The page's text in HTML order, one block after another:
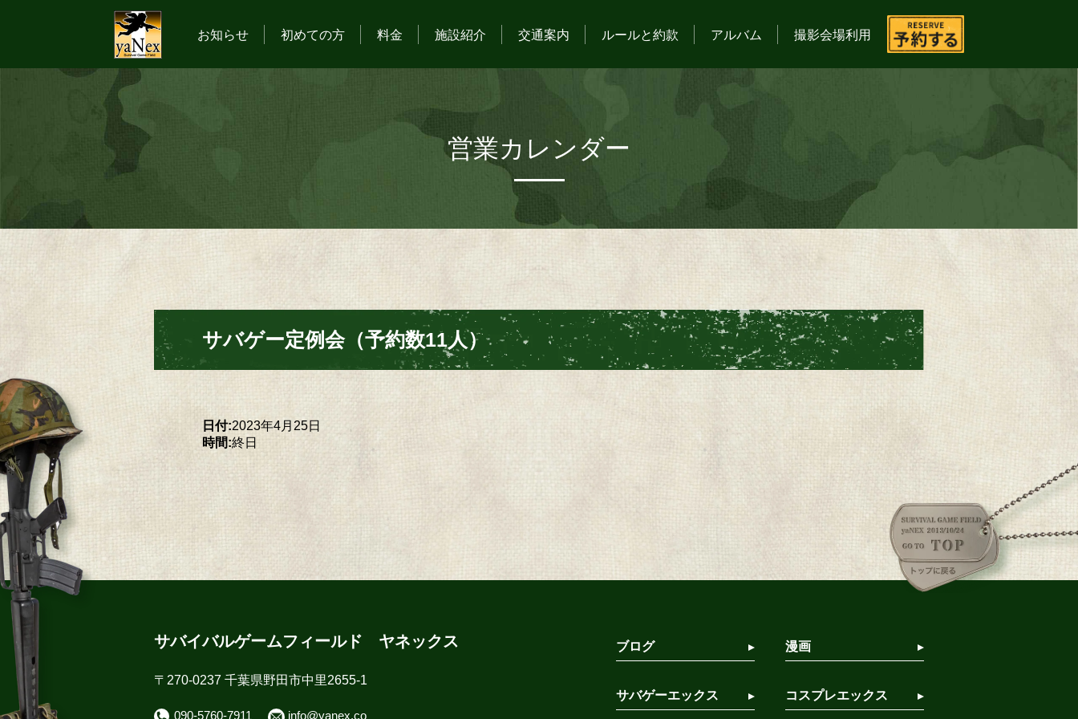
お知らせ 初めての方 料金 施設紹介 交通案内 ルールと約款 アルバム 撮影会場利用
営業カレンダー
サバゲー定例会（予約数11人）
日付:2023年4月25日
時間:終日
サバイバルゲームフィールド ヤネックス
〒270-0237 千葉県野田市中里2655-1
090-5760-7911 info@yanex.co
ブログ 漫画
サバゲーエックス コスプレエックス